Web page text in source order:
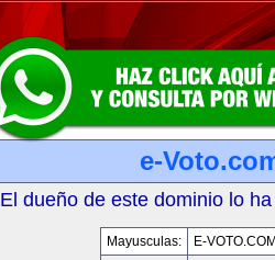
e-
El dueño de este dominio lo
Mayusculas:
E-